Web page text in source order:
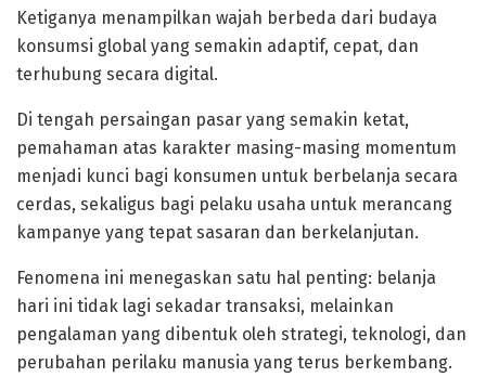
Ketiganya menampilkan wajah berbeda dari budaya
konsumsi global yang semakin adaptif, cepat, dan
terhubung secara digital.
Di tengah persaingan pasar yang semakin ketat,
pemahaman atas karakter masing-masing momentum
menjadi kunci bagi konsumen untuk berbelanja secara
cerdas, sekaligus bagi pelaku usaha untuk merancang
kampanye yang tepat sasaran dan berkelanjutan.
Fenomena ini menegaskan satu hal penting: belanja
hari ini tidak lagi sekadar transaksi, melainkan
pengalaman yang dibentuk oleh strategi, teknologi, dan
perubahan perilaku manusia yang terus berkembang.